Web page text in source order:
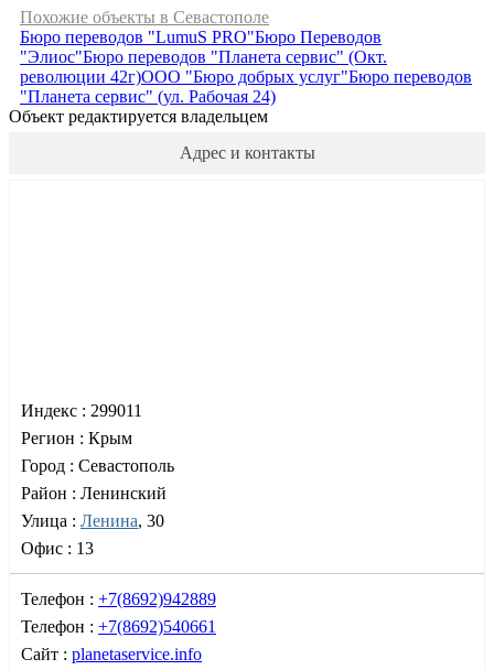
Похожие объекты в Севастополе
Бюро переводов "LumuS PRO"Бюро Переводов
"Элиос"Бюро переводов "Планета сервис" (Окт.
революции 42г)ООО "Бюро добрых услуг"Бюро переводов
"Планета сервис" (ул. Рабочая 24)
Объект редактируется владельцем
Адрес и контакты
Индекс : 299011
Регион : Крым
Город : Севастополь
Район : Ленинский
Улица : Ленина, 30
Офис : 13
Телефон : +7(8692)942889
Телефон : +7(8692)540661
Сайт : planetaservice.info